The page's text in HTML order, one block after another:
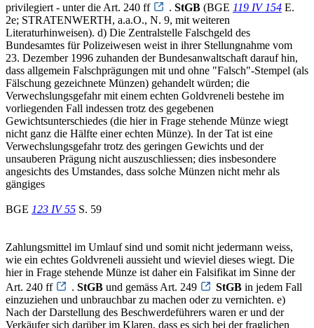
privilegiert - unter die Art. 240 ff
. StGB (BGE 119 IV 154 E.
2e; STRATENWERTH, a.a.O., N. 9, mit weiteren
Literaturhinweisen). d) Die Zentralstelle Falschgeld des
Bundesamtes für Polizeiwesen weist in ihrer Stellungnahme vom
23. Dezember 1996 zuhanden der Bundesanwaltschaft darauf hin,
dass allgemein Falschprägungen mit und ohne "Falsch"-Stempel (als
Fälschung gezeichnete Münzen) gehandelt würden; die
Verwechslungsgefahr mit einem echten Goldvreneli bestehe im
vorliegenden Fall indessen trotz des gegebenen
Gewichtsunterschiedes (die hier in Frage stehende Münze wiegt
nicht ganz die Hälfte einer echten Münze). In der Tat ist eine
Verwechslungsgefahr trotz des geringen Gewichts und der
unsauberen Prägung nicht auszuschliessen; dies insbesondere
angesichts des Umstandes, dass solche Münzen nicht mehr als
gängiges
BGE 123 IV 55 S. 59
Zahlungsmittel im Umlauf sind und somit nicht jedermann weiss,
wie ein echtes Goldvreneli aussieht und wieviel dieses wiegt. Die
hier in Frage stehende Münze ist daher ein Falsifikat im Sinne der
Art. 240 ff
. StGB und gemäss Art. 249 StGB in jedem Fall
einzuziehen und unbrauchbar zu machen oder zu vernichten. e)
Nach der Darstellung des Beschwerdeführers waren er und der
Verkäufer sich darüber im Klaren, dass es sich bei der fraglichen